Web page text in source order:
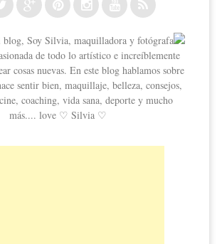
blog, Soy Silvia, maquilladora y fotógrafa
de todo lo artístico e increíblemente
cosas nuevas. En este blog hablamos sobre
sentir bien, maquillaje, belleza, consejos,
coaching, vida sana, deporte y mucho
más.... love ♡ Silvia ♡